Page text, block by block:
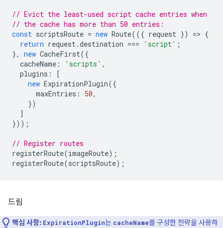
// Evict the least-used script cache entries when
// the cache has more than 50 entries:
const scriptsRoute = new Route(({ request }) => {
return request.destination === 'script' ;
},
new CacheFirst({
cacheName : 'scripts' ,
plugins :
[
new ExpirationPlugin({
maxEntries : 50,
})
]
}));
// Register routes
registerRoute(imageRoute);
registerRoute(scriptsRoute);
드림
핵심 사항: ExpirationPlugin는 cacheName를 구성한 전략을 사용하